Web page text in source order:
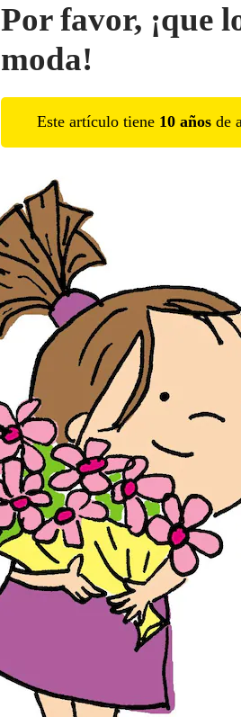
Por favor, ¡que
moda!
Este artículo tiene 10 años de